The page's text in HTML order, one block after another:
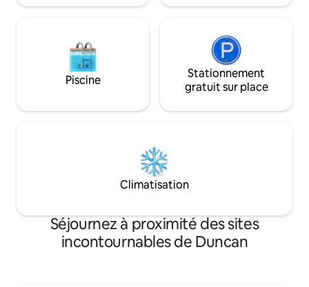
relaxant.
Piscine
Stationnement
gratuit sur place
Climatisation
Séjournez à proximité des sites
incontournables de Duncan